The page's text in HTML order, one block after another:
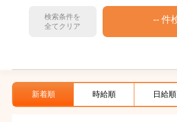
検索条件を
全てクリア
新着順 時給順 日給順